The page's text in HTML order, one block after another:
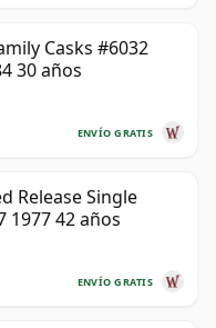
Casks #6032
30 años
ENVÍO GRATIS
Release Single
1977 42 años
ENVÍO GRATIS